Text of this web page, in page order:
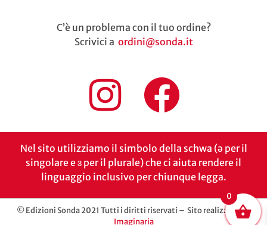
C’è un problema con il tuo ordine?
Scrivici a ordini@sonda.it
Nel sito utilizziamo il simbolo della schwa (ə per il
singolare e ɜ per il plurale) che ci aiuta rendere il
linguaggio inclusivo per chiunque legga.
© Edizioni Sonda 2021 Tutti i diritti riservati – Sito realizzato da
Imaginaria
0